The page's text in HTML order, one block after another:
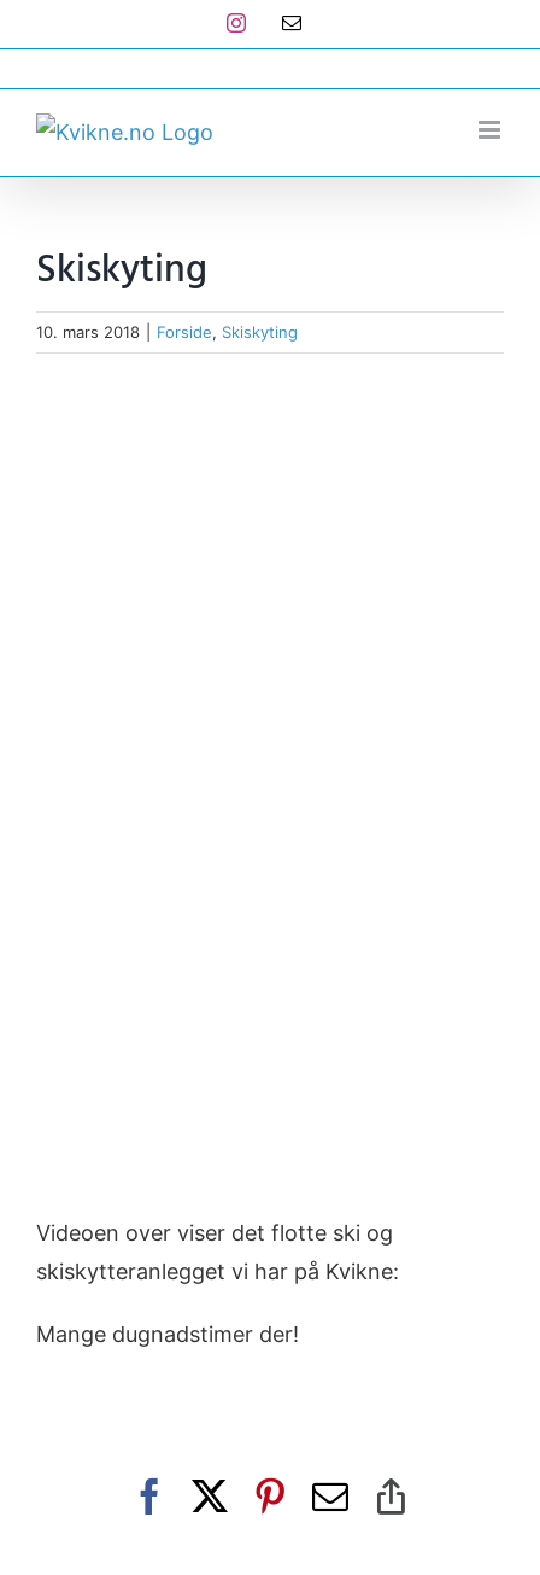
to
content
Instagram
E-
Skiskyting
10. mars 2018 Forside, Skiskyting
Videoen over viser det flotte ski og
skiskytteranlegget vi har på Kvikne:
Mange dugnadstimer der!
Facebook Pinterest
E-